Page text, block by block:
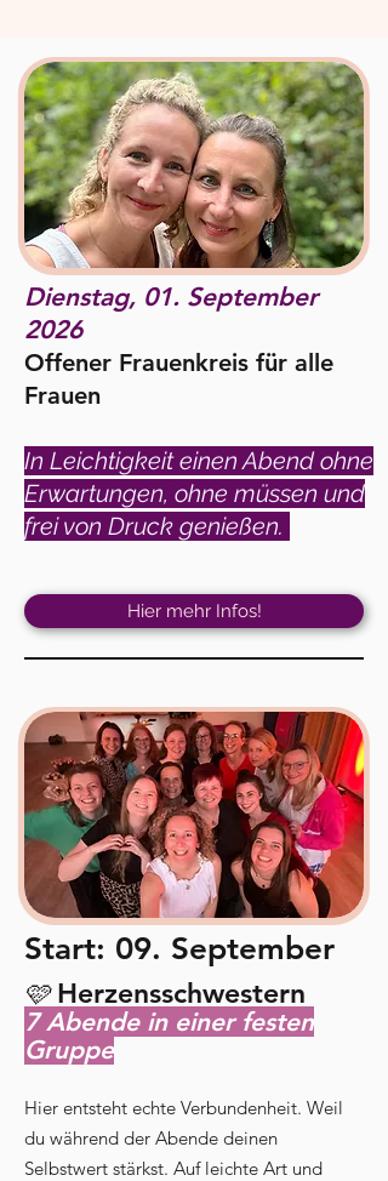
Dienstag, 01. September
2026
Offener Frauenkreis für alle
Frauen
In Leichtigkeit einen Abend ohne
Erwartungen, ohne müssen und
frei von Druck genießen.
Hier mehr Infos!
Start: 09. September
🩷 Herzensschwestern ​
7 Abende in einer festen
Gruppe
Hier entsteht echte Verbundenheit. Weil
du während der Abende deinen
Selbstwert stärkst. Auf leichte Art und